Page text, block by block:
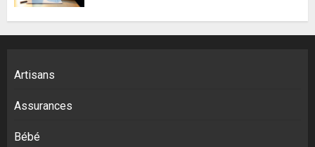
Artisans
Assurances
Bébé